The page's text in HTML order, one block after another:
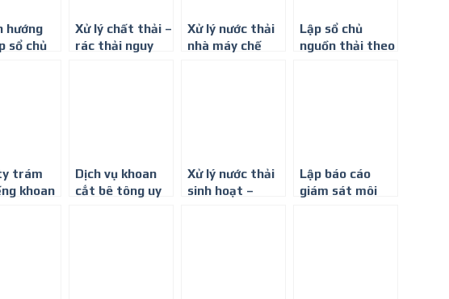
hướng
sổ chủ
Xử lý chất thải –
rác thải nguy
Xử lý nước thải
nhà máy chế
Lập sổ chủ
nguồn thải theo
trám
khoan
Dịch vụ khoan
cắt bê tông uy
Xử lý nước thải
sinh hoạt –
Lập báo cáo
giám sát môi